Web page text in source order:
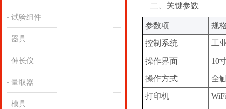
试验组件
器具
伸长仪
量取器
模具
‌二、关键参数
‌参数项‌ 规
控制系统 工
操作界面 10
操作方式 全
打印机